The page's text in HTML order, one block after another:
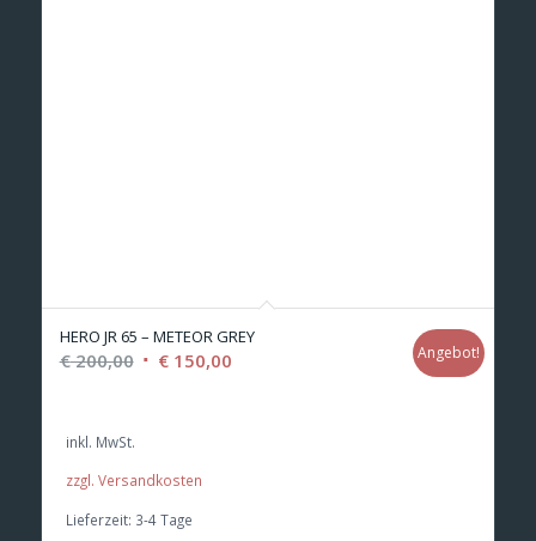
HERO JR 65 – METEOR GREY
€200,00 Ursprünglicher
€150,00Aktueller
Angebot!
inkl. MwSt.
zzgl. Versandkosten
Lieferzeit: 3-4 Tage